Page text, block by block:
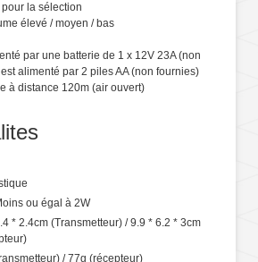
la sélection
élevé / moyen / bas
par une batterie de 1 x 12V 23A (non
alimenté par 2 piles AA (non fournies)
à distance 120m (air ouvert)
ou égal à 2W
* 2.4cm (Transmetteur) / 9.9 * 6.2 * 3cm
/ 77g (récepteur)